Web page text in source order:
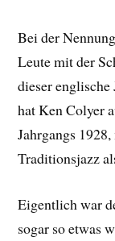
Bei der
Leute mit der
dieser
hat Ken Colyer
Jahrgangs
Traditionsjazz
Eigentlich war
sogar so etwas